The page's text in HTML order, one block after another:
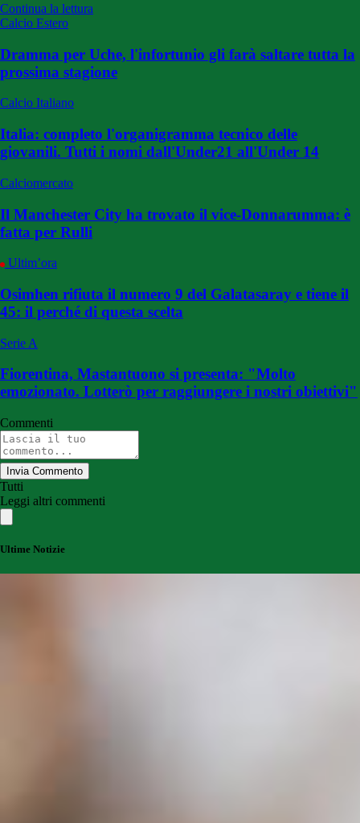
Continua la lettura
Calcio Estero
Dramma per Uche, l'infortunio gli farà saltare tutta la
prossima stagione
Calcio Italiano
Italia: completo l'organigramma tecnico delle
giovanili. Tutti i nomi dall'Under21 all'Under 14
Calciomercato
Il Manchester City ha trovato il vice-Donnarumma: è
fatta per Rulli
Ultim’ora
Osimhen rifiuta il numero 9 del Galatasaray e tiene il
45: il perché di questa scelta
Serie A
Fiorentina, Mastantuono si presenta: "Molto
emozionato. Lotterò per raggiungere i nostri obiettivi"
Commenti
Invia Commento
Tutti
Leggi altri commenti
Ultime Notizie